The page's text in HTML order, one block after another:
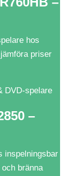
hos
priser
DVD-spelare
–
inspelningsbar
bränna